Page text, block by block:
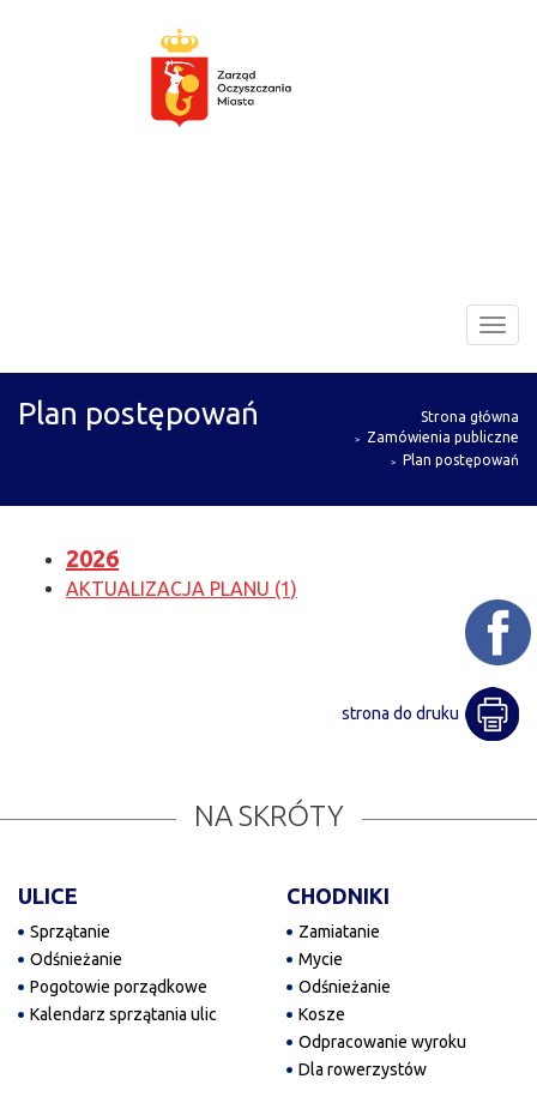
Miasta
Plan postępowań
Strona główna
Zamówienia publiczne
Plan postępowań
2026
AKTUALIZACJA PLANU (1)
strona do druku
NA SKRÓTY
ULICE
Sprzątanie
Odśnieżanie
Pogotowie porządkowe
Kalendarz sprzątania ulic
CHODNIKI
Zamiatanie
Mycie
Odśnieżanie
Kosze
Odpracowanie wyroku
Dla rowerzystów